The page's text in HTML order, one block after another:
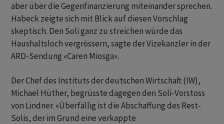
aber über die Gegenfinanzierung miteinander sprechen.
Habeck zeigte sich mit Blick auf diesen Vorschlag
skeptisch. Den Soli ganz zu streichen würde das
Haushaltsloch vergrössern, sagte der Vizekanzler in der
ARD-Sendung «Caren Miosga».
Der Chef des Instituts der deutschen Wirtschaft (IW),
Michael Hüther, begrüsste dagegen den Soli-Vorstoss
von Lindner. «Überfällig ist die Abschaffung des Rest-
Solis, der im Grund eine verkappte